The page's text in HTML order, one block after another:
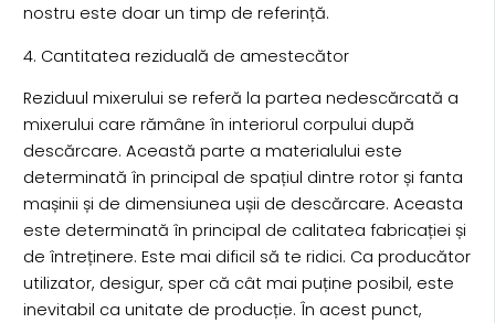
nostru este doar un timp de referință.
4. Cantitatea reziduală de amestecător
Reziduul mixerului se referă la partea nedescărcată a
mixerului care rămâne în interiorul corpului după
descărcare. Această parte a materialului este
determinată în principal de spațiul dintre rotor și fanta
mașinii și de dimensiunea ușii de descărcare. Aceasta
este determinată în principal de calitatea fabricației și
de întreținere. Este mai dificil să te ridici. Ca producător
utilizator, desigur, sper că cât mai puține posibil, este
inevitabil ca unitate de producție. În acest punct,